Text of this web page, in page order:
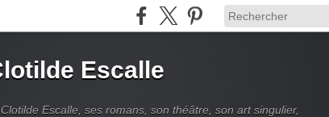
Escalle
Escalle, ses romans, son théâtre, son art singulier,